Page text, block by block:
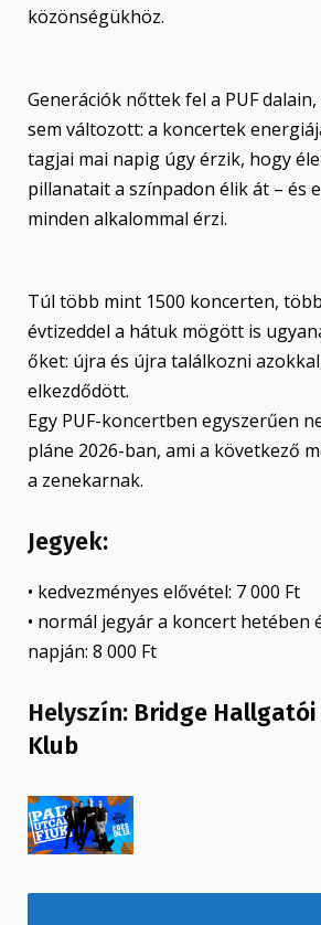
közönségükhöz.
Generációk nőttek fel a PUF
sem változott: a koncertek
tagjai mai napig úgy érzik, hogy
pillanatait a színpadon élik át – és
minden alkalommal érzi.
Túl több mint 1500 koncerten,
évtizeddel a hátuk mögött is
őket: újra és újra találkozni
elkezdődött.
Egy PUF-koncertben egyszerűen
pláne 2026-ban, ami a következő
a zenekarnak.
Jegyek:
• kedvezményes elővétel: 7 000 Ft
• normál jegyár a koncert hetében
napján: 8 000 Ft
Helyszín: Bridge
Klub